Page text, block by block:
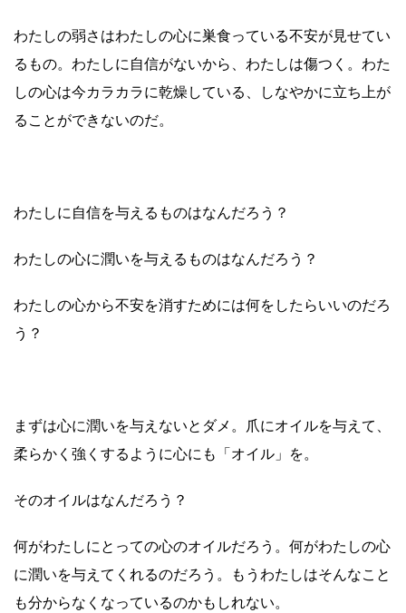
わたしの弱さはわたしの心に巣食っている不安が見せてい
るもの。わたしに自信がないから、わたしは傷つく。わた
しの心は今カラカラに乾燥している、しなやかに立ち上が
ることができないのだ。
わたしに自信を与えるものはなんだろう？
わたしの心に潤いを与えるものはなんだろう？
わたしの心から不安を消すためには何をしたらいいのだろ
う？
まずは心に潤いを与えないとダメ。爪にオイルを与えて、
柔らかく強くするように心にも「オイル」を。
そのオイルはなんだろう？
何がわたしにとっての心のオイルだろう。何がわたしの心
に潤いを与えてくれるのだろう。もうわたしはそんなこと
も分からなくなっているのかもしれない。